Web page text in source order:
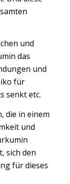
und
das
und
für
senkt etc.
die in einem
und
sich den
für dieses